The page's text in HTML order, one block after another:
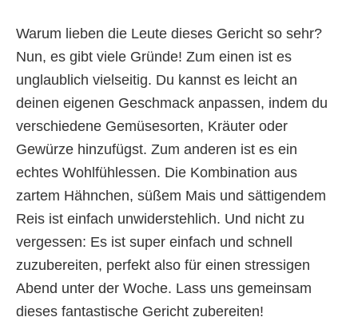
Warum lieben die Leute dieses Gericht so sehr?
Nun, es gibt viele Gründe! Zum einen ist es
unglaublich vielseitig. Du kannst es leicht an
deinen eigenen Geschmack anpassen, indem du
verschiedene Gemüsesorten, Kräuter oder
Gewürze hinzufügst. Zum anderen ist es ein
echtes Wohlfühlessen. Die Kombination aus
zartem Hähnchen, süßem Mais und sättigendem
Reis ist einfach unwiderstehlich. Und nicht zu
vergessen: Es ist super einfach und schnell
zuzubereiten, perfekt also für einen stressigen
Abend unter der Woche. Lass uns gemeinsam
dieses fantastische Gericht zubereiten!